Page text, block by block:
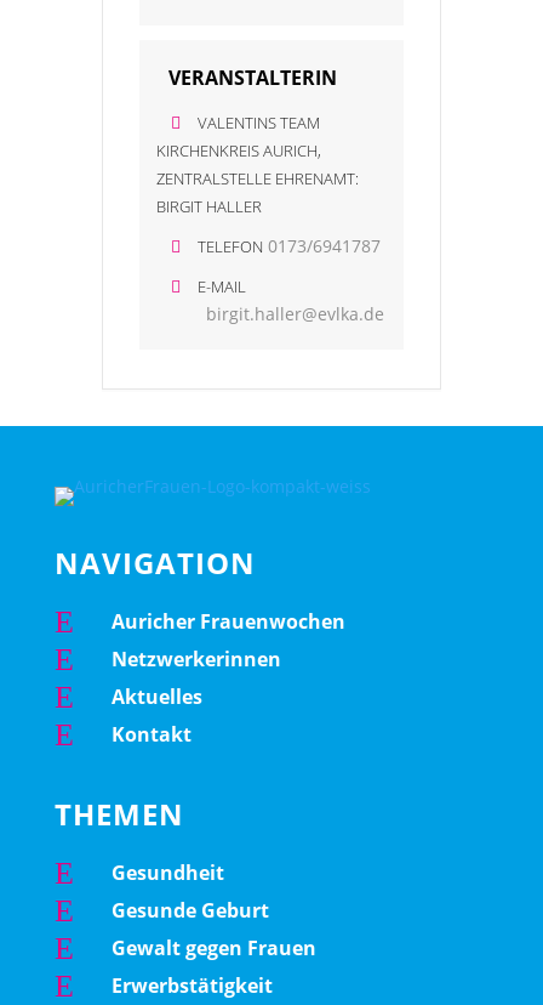
VERANSTALTERIN
VALENTINS TEAM
KIRCHENKREIS AURICH,
ZENTRALSTELLE EHRENAMT:
BIRGIT HALLER
TELEFON 0173/6941787
E-MAIL
birgit.haller@evlka.de
NAVIGATION
E Auricher Frauenwochen
E Netzwerkerinnen
E Aktuelles
E Kontakt
THEMEN
E Gesundheit
E Gesunde Geburt
E Gewalt gegen Frauen
E Erwerbstätigkeit